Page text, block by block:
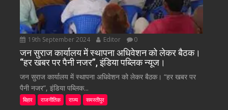
19th September 2024 Editor 0
जन सुराज कार्यालय में स्थापना अधिवेशन को लेकर बैठक।
“हर खबर पर पैनी नजर”, इंडिया पब्लिक न्यूज।
जन सुराज कार्यालय में स्थापना अधिवेशन को लेकर बैठक। “हर खबर पर
पैनी नजर”, इंडिया पब्लिक...
बिहार राजनीतिक राज्य समस्तीपुर